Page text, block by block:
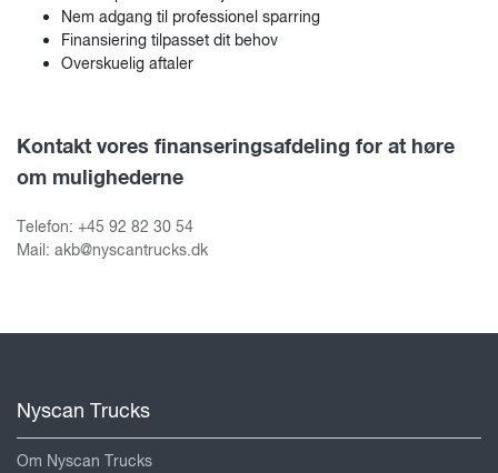
Nem adgang til professionel sparring
Finansiering tilpasset dit behov
Overskuelig aftaler
Kontakt vores finanseringsafdeling for at høre
om mulighederne
Telefon: +45 92 82 30 54
Mail: akb@nyscantrucks.dk
Nyscan Trucks
Om Nyscan Trucks